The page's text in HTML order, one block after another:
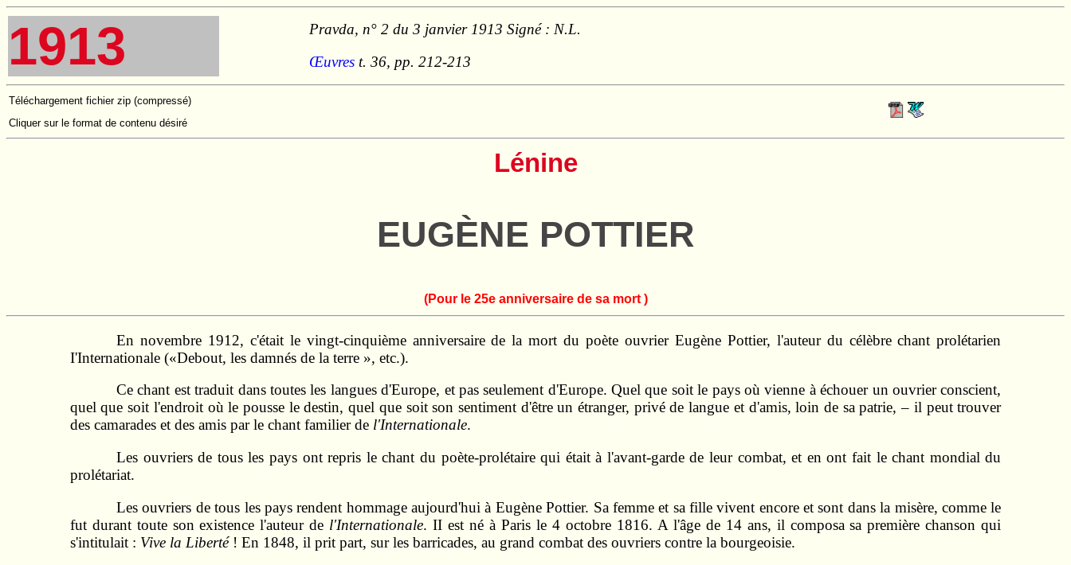
1913
Pravda, n° 2 du 3 janvier 1913 Signé : N.L.
Œuvrest. 36, pp. 212-213
Téléchargement fichier zip (compressé)
Cliquer sur le format de contenu désiré
Lénine
EUGÈNE POTTIER
(Pour le 25e anniversaire de sa mort )
En novembre 1912, c'était le vingt-cinquième anniversaire de la mort du poète ouvrier Eugène Pottier, l'auteur du célèbre chant prolétarien
I'Internationale («Debout, les damnés de la terre », etc.).
Ce chant est traduit dans toutes les langues d'Europe, et pas seulement d'Europe. Quel que soit le pays où vienne à échouer un ouvrier conscient,
quel que soit l'endroit où le pousse le destin, quel que soit son sentiment d'être un étranger, privé de langue et d'amis, loin de sa patrie, – il peut trouver
des camarades et des amis par le chant familier de l'Internationale.
Les ouvriers de tous les pays ont repris le chant du poète-prolétaire qui était à l'avant-garde de leur combat, et en ont fait le chant mondial du
prolétariat.
Les ouvriers de tous les pays rendent hommage aujourd'hui à Eugène Pottier. Sa femme et sa fille vivent encore et sont dans la misère, comme le
fut durant toute son existence l'auteur de l'Internationale. II est né à Paris le 4 octobre 1816. A l'âge de 14 ans, il composa sa première chanson qui
s'intitulait : Vive la Liberté! En 1848, il prit part, sur les barricades, au grand combat des ouvriers contre la bourgeoisie.